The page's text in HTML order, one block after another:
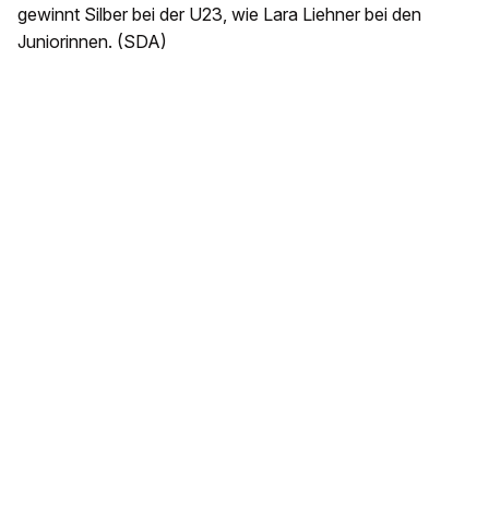
gewinnt Silber bei der U23, wie Lara Liehner bei den
Juniorinnen. (SDA)